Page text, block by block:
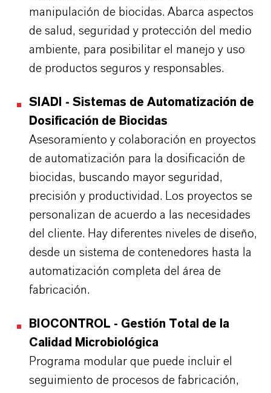
manipulación de biocidas. Abarca aspectos
de salud, seguridad y protección del medio
ambiente, para posibilitar el manejo y uso
de productos seguros y responsables.
SIADI - Sistemas de Automatización de
Dosificación de Biocidas
Asesoramiento y colaboración en proyectos
de automatización para la dosificación de
biocidas, buscando mayor seguridad,
precisión y productividad. Los proyectos se
personalizan de acuerdo a las necesidades
del cliente. Hay diferentes niveles de diseño,
desde un sistema de contenedores hasta la
automatización completa del área de
fabricación.
BIOCONTROL - Gestión Total de la
Calidad Microbiológica
Programa modular que puede incluir el
seguimiento de procesos de fabricación,